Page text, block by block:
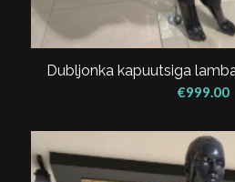
Dubljonka kapuutsiga
€999.00